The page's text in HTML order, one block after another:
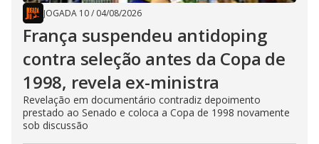
JOGADA 10/ 04/08/2026
França suspendeu antidoping
contra seleção antes da Copa de
1998, revela ex-ministra
Revelação em documentário contradiz depoimento
prestado ao Senado e coloca a Copa de 1998 novamente
sob discussão